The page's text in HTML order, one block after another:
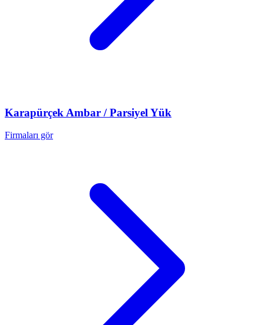
Karapürçek Ambar / Parsiyel Yük
Firmaları gör